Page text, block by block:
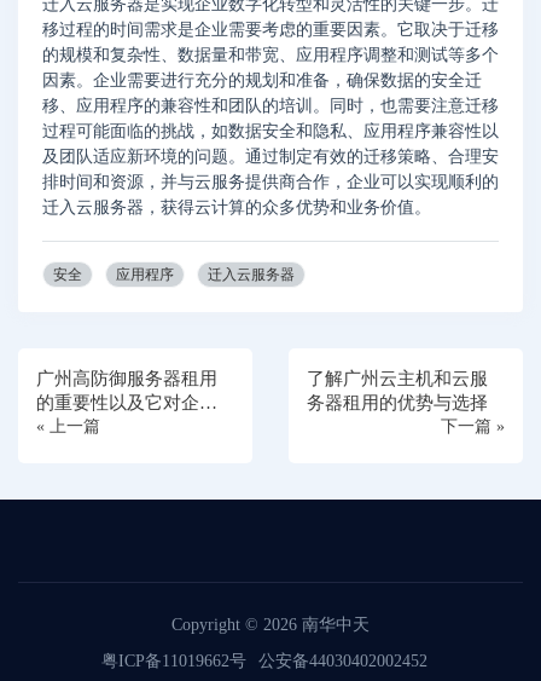
迁入云服务器是实现企业数字化转型和灵活性的关键一步。迁
移过程的时间需求是企业需要考虑的重要因素。它取决于迁移
的规模和复杂性、数据量和带宽、应用程序调整和测试等多个
因素。企业需要进行充分的规划和准备，确保数据的安全迁
移、应用程序的兼容性和团队的培训。同时，也需要注意迁移
过程可能面临的挑战，如数据安全和隐私、应用程序兼容性以
及团队适应新环境的问题。通过制定有效的迁移策略、合理安
排时间和资源，并与云服务提供商合作，企业可以实现顺利的
迁入云服务器，获得云计算的众多优势和业务价值。
安全 应用程序 迁入云服务器
广州高防御服务器租用
的重要性以及它对企业
业务安全的保障作用
« 上一篇
了解广州云主机和云服
务器租用的优势与选择
下一篇 »
Copyright © 2026 南华中天
粤ICP备11019662号
公安备44030402002452